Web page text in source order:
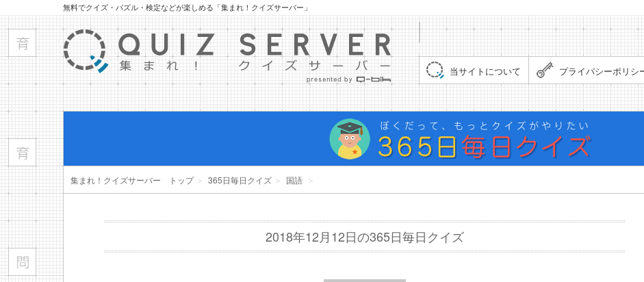
無料でクイズ・パズル・検定などが楽しめる「集まれ！クイズサーバー」
当サイトについて プライバシーポリシ
集まれ！クイズサーバー トップ＞ 365日毎日クイズ ＞ 国語 ＞
2018年12月12日の365日毎日クイズ